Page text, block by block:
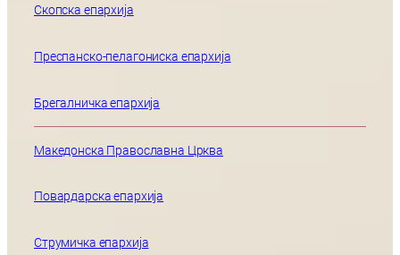
Скопска епархија
Преспанско-пелагониска епархија
Брегалничка епархија
Македонска Православна Црква
Повардарска епархија
Струмичка епархија